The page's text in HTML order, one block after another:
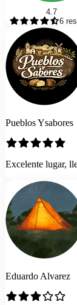
4.7
6
Pueblos Ysabores
Excelente lugar,
Eduardo Alvarez